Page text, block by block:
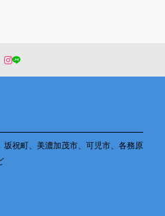
祝町、美濃加茂市、可児市、各務原